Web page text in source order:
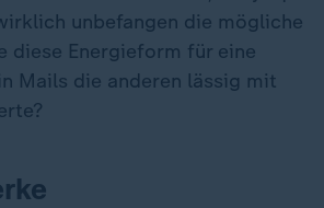
unbefangen die mögliche
diese Energieform für eine
Mails die anderen lässig mit